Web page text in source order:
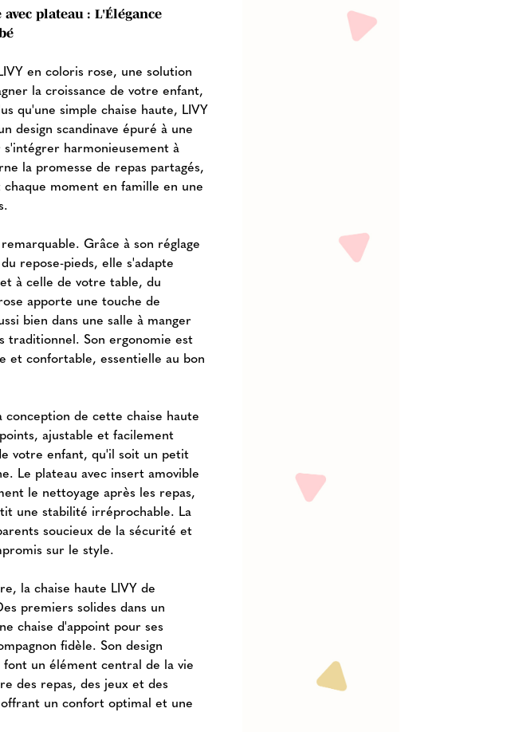
plateau : L'Élégance
en coloris rose, une solution
la croissance de votre enfant,
qu'une simple chaise haute, LIVY
design scandinave épuré à une
harmonieusement à
la promesse de repas partagés,
moment en famille en une
Grâce à son réglage
repose-pieds, elle s'adapte
à celle de votre table, du
apporte une touche de
bien dans une salle à manger
traditionnel. Son ergonomie est
et confortable, essentielle au bon
de cette chaise haute
ajustable et facilement
votre enfant, qu'il soit un petit
Le plateau avec insert amovible
le nettoyage après les repas,
une stabilité irréprochable. La
soucieux de la sécurité et
sur le style.
la chaise haute LIVY de
premiers solides dans un
chaise d'appoint pour ses
fidèle. Son design
un élément central de la vie
des repas, des jeux et des
un confort optimal et une